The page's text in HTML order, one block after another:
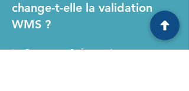
change-t-elle la validation
WMS ?
La Computer Software Assurance est